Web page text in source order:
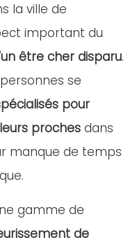
la ville de
important du
être cher disparu.
se
pour
proches dans
manque de temps
gamme de
de